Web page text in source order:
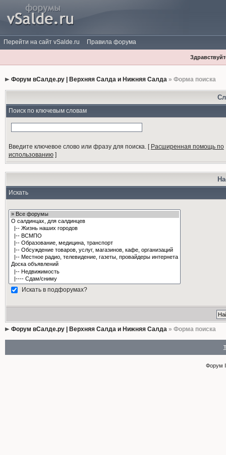
Перейти на сайт vSalde.ru Правила форума
Форум вСалде.ру | Верхняя Салда и Нижняя Салда» Форма поиска
Поиск по ключевым словам
Введите ключевое слово или фразу для поиска.[ Расширенная помощь по
использованию]
Искать
Искать в подфорумах?
Форум вСалде.ру | Верхняя Салда и Нижняя Салда» Форма поиска
Форум